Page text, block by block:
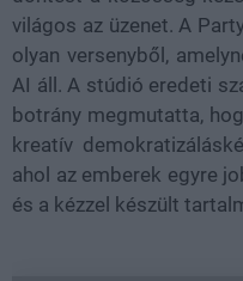
világos az üzenet. A
olyan versenyből,
AI áll. A stúdió eredeti
botrány megmutatta,
kreatív
ahol az emberek egyre
és a kézzel készült